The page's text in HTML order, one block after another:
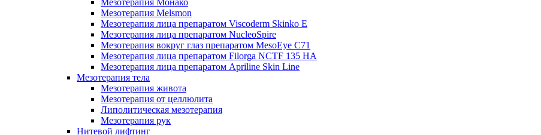
Мезотерапия Монако
Мезотерапия Melsmon
Мезотерапия лица препаратом Viscoderm Skinko E
Мезотерапия лица препаратом NucleoSpire
Мезотерапия вокруг глаз препаратом MesoEye С71
Мезотерапия лица препаратом Filorga NCTF 135 HA
Мезотерапия лица препаратом Apriline Skin Line
Мезотерапия тела
Мезотерапия живота
Мезотерапия от целлюлита
Липолитическая мезотерапия
Мезотерапия рук
Нитевой лифтинг